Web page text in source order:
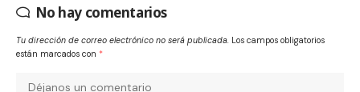
No hay comentarios
Tu dirección de correo electrónico no será publicada. Los campos obligatorios
están marcados con *